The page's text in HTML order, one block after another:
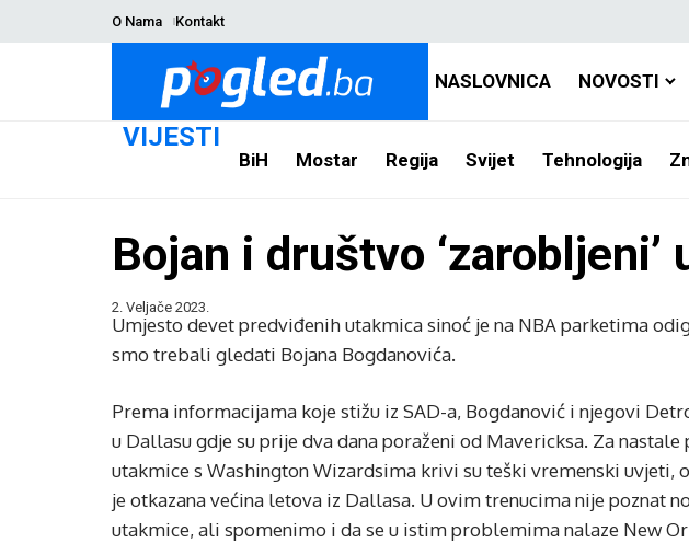
O Nama Kontakt
NASLOVNICA NOVOSTI
VIJESTI
BiH Mostar Regija Svijet Tehnologija
Bojan i društvo ‘zarobljeni’
2. Veljače 2023.
Umjesto devet predviđenih utakmica sinoć je na NBA parketima
smo trebali gledati Bojana Bogdanovića.
Prema informacijama koje stižu iz SAD-a, Bogdanović i njegovi
u Dallasu gdje su prije dva dana poraženi od Mavericksa. Za
utakmice s Washington Wizardsima krivi su teški vremenski uvjeti,
je otkazana većina letova iz Dallasa. U ovim trenucima nije poznat
utakmice, ali spomenimo i da se u istim problemima nalaze New